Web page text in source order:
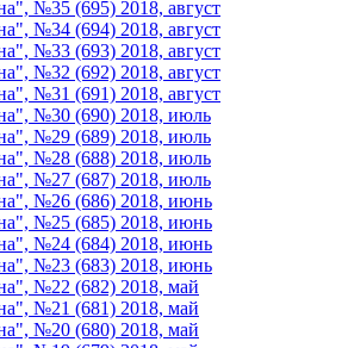
№35 (695) 2018, август
№34 (694) 2018, август
№33 (693) 2018, август
№32 (692) 2018, август
№31 (691) 2018, август
№30 (690) 2018, июль
№29 (689) 2018, июль
№28 (688) 2018, июль
№27 (687) 2018, июль
№26 (686) 2018, июнь
№25 (685) 2018, июнь
№24 (684) 2018, июнь
№23 (683) 2018, июнь
№22 (682) 2018, май
№21 (681) 2018, май
№20 (680) 2018, май